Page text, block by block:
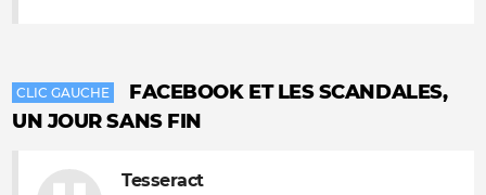
CLIC GAUCHE
FACEBOOK ET LES SCANDALES,
UN JOUR SANS FIN
Tesseract